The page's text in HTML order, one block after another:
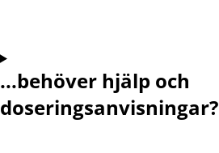
...behöver hjälp och
doseringsanvisningar?